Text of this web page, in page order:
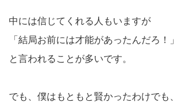
中には信じてくれる人もいますが
「結局お前には才能があったんだろ！」
と言われることが多いです。
でも、僕はもともと賢かったわけでも、